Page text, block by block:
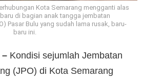
Kota Semarang mengganti alas
di bagian anak tangga jembatan
Pasar Bulu yang sudah lama rusak, baru-
baru ini.
– Kondisi sejumlah Jembatan
(JPO) di Kota Semarang